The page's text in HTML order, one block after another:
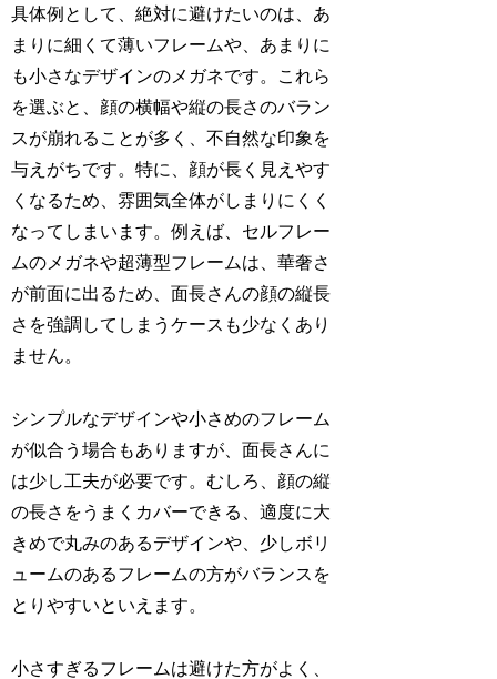
具体例として、絶対に避けたいのは、あ
まりに細くて薄いフレームや、あまりに
も小さなデザインのメガネです。これら
を選ぶと、顔の横幅や縦の長さのバラン
スが崩れることが多く、不自然な印象を
与えがちです。特に、顔が長く見えやす
くなるため、雰囲気全体がしまりにくく
なってしまいます。例えば、セルフレー
ムのメガネや超薄型フレームは、華奢さ
が前面に出るため、面長さんの顔の縦長
さを強調してしまうケースも少なくあり
ません。
シンプルなデザインや小さめのフレーム
が似合う場合もありますが、面長さんに
は少し工夫が必要です。むしろ、顔の縦
の長さをうまくカバーできる、適度に大
きめで丸みのあるデザインや、少しボリ
ュームのあるフレームの方がバランスを
とりやすいといえます。
小さすぎるフレームは避けた方がよく、